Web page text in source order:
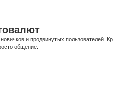
и продвинутых пользователей.
общение.